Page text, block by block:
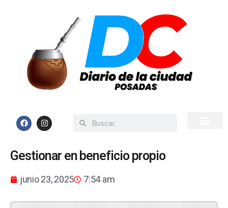
Gestionar en beneficio propio
junio 23, 2025 7:54 am